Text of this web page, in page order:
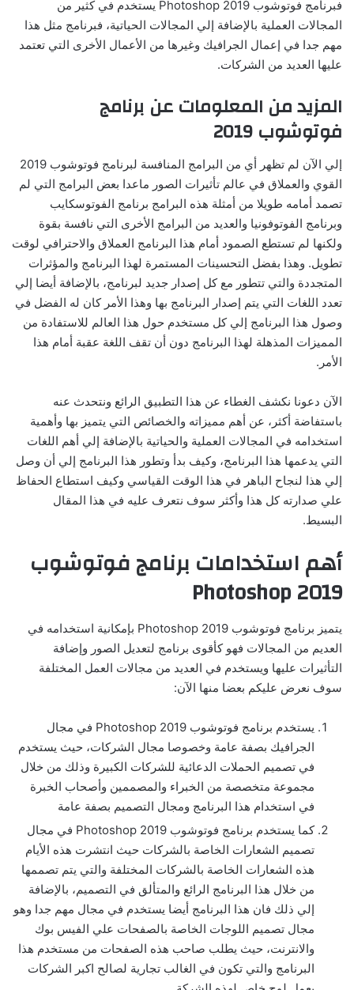
فبرنامج فوتوشوب Photoshop 2019 يستخدم في كثير من
المجالات العملية بالإضافة إلي المجالات الحياتية، فبرنامج مثل هذا
مهم جدا في إعمال الجرافيك وغيرها من الأعمال الأخرى التي تعتمد
عليها العديد من الشركات.
المزيد من المعلومات عن برنامج
فوتوشوب 2019
إلي الآن لم تظهر أي من البرامج المنافسة لبرنامج فوتوشوب 2019
القوي والعملاق في عالم تأثيرات الصور ماعدا بعض البرامج التي لم
تصمد أمامه طويلا من أمثلة هذه البرامج برنامج الفوتوسكايب
وبرنامج الفوتوفونيا والعديد من البرامج الأخرى التي نافسة بقوة
ولكنها لم تستطع الصمود أمام هذا البرنامج العملاق والاحترافي لوقت
تطويل. وهذا بفضل التحسينات المستمرة لهذا البرنامج والمؤثرات
المتجددة والتي تتطور مع كل إصدار جديد لبرنامج، بالإضافة أيضا إلي
تعدد اللغات التي يتم إصدار البرنامج بها وهذا الأمر كان له الفضل في
وصول هذا البرنامج إلي كل مستخدم حول هذا العالم للاستفادة من
المميزات المذهلة لهذا البرنامج دون أن تقف اللغة عقبة أمام هذا
الأمر.
الآن دعونا نكشف الغطاء عن هذا التطبيق الرائع ونتحدث عنه
باستفاضة أكثر، عن أهم مميزاته والخصائص التي يتميز بها وأهمية
استخدامه في المجالات العملية والحياتية بالإضافة إلي أهم اللغات
التي يدعمها هذا البرنامج، وكيف بدأ وتطور هذا البرنامج إلي أن وصل
إلي هذا لنجاح الباهر في هذا الوقت القياسي وكيف استطاع الحفاظ
علي صدارته كل هذا وأكثر سوف نتعرف عليه في هذا المقال
البسيط.
أهم استخدامات برنامج فوتوشوب
2019 Photoshop
يتميز برنامج فوتوشوب 2019 Photoshop بإمكانية استخدامه في
العديم من المجالات فهو كأقوى برنامج لتعديل الصور وإضافة
التأثيرات عليها ويستخدم في العديد من مجالات العمل المختلفة
سوف نعرض عليكم بعضا منها الآن:
يستخدم برنامج فوتوشوب Photoshop 2019 في مجال
الجرافيك بصفة عامة وخصوصا مجال الشركات، حيث يستخدم
في تصميم الحملات الدعائية للشركات الكبيرة وذلك من خلال
مجموعة متخصصة من الخبراء والمصممين وأصحاب الخبرة
في استخدام هذا البرنامج ومجال التصميم بصفة عامة
كما يستخدم برنامج فوتوشوب Photoshop 2019 في مجال
تصميم الشعارات الخاصة بالشركات حيث انتشرت هذه الأيام
هذه الشعارات الخاصة بالشركات المختلفة والتي يتم تصممها
من خلال هذا البرنامج الرائع والمتألق في التصميم، بالإضافة
إلي ذلك فان هذا البرنامج أيضا يستخدم في مجال مهم جدا وهو
مجال تصميم اللوجات الخاصة بالصفحات علي الفيس بوك
والانترنت، حيث يطلب صاحب هذه الصفحات من مستخدم هذا
البرنامج والتي تكون في الغالب تجارية لصالح اكبر الشركات